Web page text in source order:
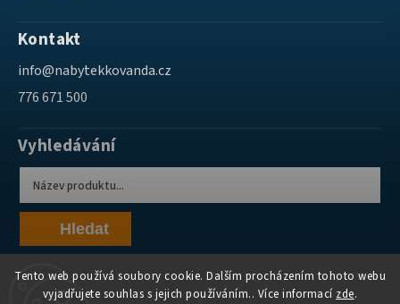
Tento web používá soubory cookie. Dalším procházením tohoto webu
vyjadřujete souhlas s jejich používáním.. Více informací zde.
Kontakt
info@nabytekkovanda.cz
776 671 500
Vyhledávání
Hledat